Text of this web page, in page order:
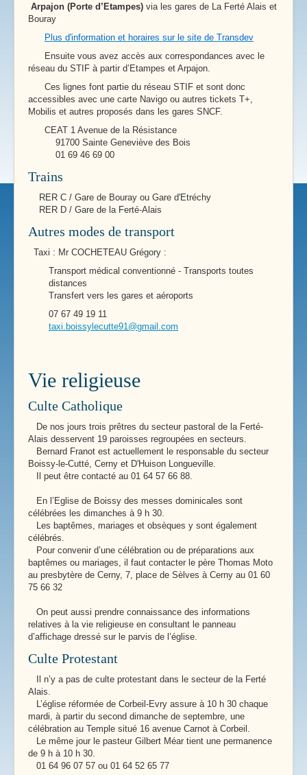
Arpajon (Porte d’Etampes) via les gares de La Ferté Alais et
Bouray
Plus d'information et horaires sur le site de Transdev
Ensuite vous avez accès aux correspondances avec le
réseau du STIF à partir d’Etampes et Arpajon.
Ces lignes font partie du réseau STIF et sont donc
accessibles avec une carte Navigo ou autres tickets T+,
Mobilis et autres proposés dans les gares SNCF.
CEAT 1 Avenue de la Résistance
91700 Sainte Geneviève des Bois
01 69 46 69 00
Trains
RER C / Gare de Bouray ou Gare d'Etréchy
RER D / Gare de la Ferté-Alais
Autres modes de transport
Taxi : Mr COCHETEAU Grégory :
Transport médical conventionné - Transports toutes
distances
Transfert vers les gares et aéroports
07 67 49 19 11
taxi.boissylecutte91@gmail.com
Vie religieuse
Culte Catholique
De nos jours trois prêtres du secteur pastoral de la Ferté-
Alais desservent 19 paroisses regroupées en secteurs.
Bernard Franot est actuellement le responsable du secteur
Boissy-le-Cutté, Cerny et D'Huison Longueville.
Il peut être contacté au 01 64 57 66 88.
En l’Eglise de Boissy des messes dominicales sont
célébrées les dimanches à 9 h 30.
Les baptêmes, mariages et obsèques y sont également
célébrés.
Pour convenir d’une célébration ou de préparations aux
baptêmes ou mariages, il faut contacter le père Thomas Moto
au presbytère de Cerny, 7, place de Sèlves à Cerny au 01 60
75 66 32
On peut aussi prendre connaissance des informations
relatives à la vie religieuse en consultant le panneau
d’affichage dressé sur le parvis de l’église.
Culte Protestant
Il n’y a pas de culte protestant dans le secteur de la Ferté
Alais.
L’église réformée de Corbeil-Evry assure à 10 h 30 chaque
mardi, à partir du second dimanche de septembre, une
célébration au Temple situé 16 avenue Carnot à Corbeil.
Le même jour le pasteur Gilbert Méar tient une permanence
de 9 h à 10 h 30.
01 64 96 07 57 ou 01 64 52 65 77